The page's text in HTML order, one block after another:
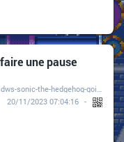
une pause
https://www.sonicstadium.org/news/comics/idws-sonic-the-hedgehog-going-on-break-in-early-2024-r1718/
20/11/2023 07:04:16